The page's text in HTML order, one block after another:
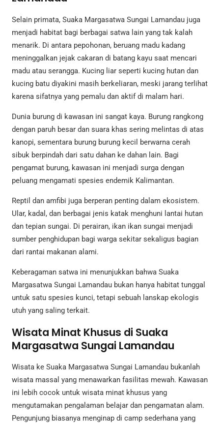
Selain primata, Suaka Margasatwa Sungai Lamandau juga
menjadi habitat bagi berbagai satwa lain yang tak kalah
menarik. Di antara pepohonan, beruang madu kadang
meninggalkan jejak cakaran di batang kayu saat mencari
madu atau serangga. Kucing liar seperti kucing hutan dan
kucing batu diyakini masih berkeliaran, meski jarang terlihat
karena sifatnya yang pemalu dan aktif di malam hari.
Dunia burung di kawasan ini sangat kaya. Burung rangkong
dengan paruh besar dan suara khas sering melintas di atas
kanopi, sementara burung burung kecil berwarna cerah
sibuk berpindah dari satu dahan ke dahan lain. Bagi
pengamat burung, kawasan ini menjadi surga dengan
peluang mengamati spesies endemik Kalimantan.
Reptil dan amfibi juga berperan penting dalam ekosistem.
Ular, kadal, dan berbagai jenis katak menghuni lantai hutan
dan tepian sungai. Di perairan, ikan ikan sungai menjadi
sumber penghidupan bagi warga sekitar sekaligus bagian
dari rantai makanan alami.
Keberagaman satwa ini menunjukkan bahwa Suaka
Margasatwa Sungai Lamandau bukan hanya habitat tunggal
untuk satu spesies kunci, tetapi sebuah lanskap ekologis
utuh yang saling terkait.
Wisata Minat Khusus di Suaka
Margasatwa Sungai Lamandau
Wisata ke Suaka Margasatwa Sungai Lamandau bukanlah
wisata massal yang menawarkan fasilitas mewah. Kawasan
ini lebih cocok untuk wisata minat khusus yang
mengutamakan pengalaman belajar dan pengamatan alam.
Pengunjung biasanya menginap di camp sederhana yang